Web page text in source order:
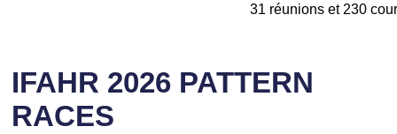
31 réunions et 230
IFAHR 2026 PATTERN
RACES